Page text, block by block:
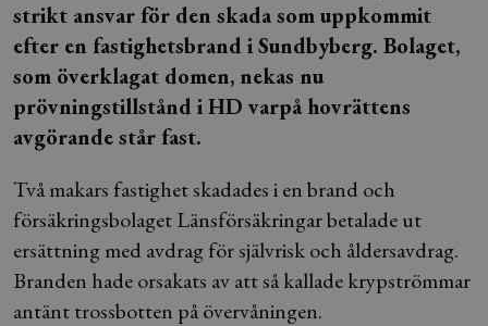
strikt ansvar för den skada som uppkommit
efter en fastighetsbrand i Sundbyberg. Bolaget,
som överklagat domen, nekas nu
prövningstillstånd i HD varpå hovrättens
avgörande står fast.
Två makars fastighet skadades i en brand och
försäkringsbolaget Länsförsäkringar betalade ut
ersättning med avdrag för självrisk och åldersavdrag.
Branden hade orsakats av att så kallade krypströmmar
antänt trossbotten på övervåningen.